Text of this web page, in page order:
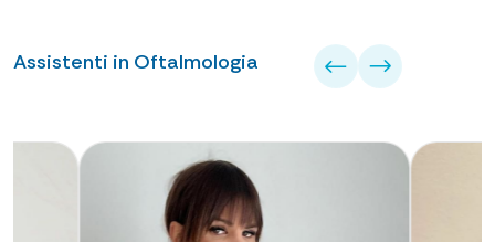
Assistenti in Oftalmologia